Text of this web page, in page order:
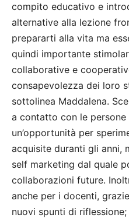
compito educativo e
alternative alla lezione
prepararti alla vita ma
quindi importante
collaborative e
consapevolezza dei loro
sottolinea Maddalena.
a contatto con le
un’opportunità per
acquisite duranti gli anni,
self marketing dal quale
collaborazioni future.
anche per i docenti,
nuovi spunti di